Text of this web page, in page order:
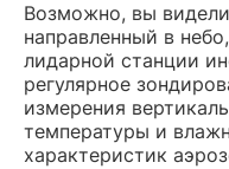
Возможно, вы
направленный в
лидарной станции
регулярное
измерения
температуры и
характеристик